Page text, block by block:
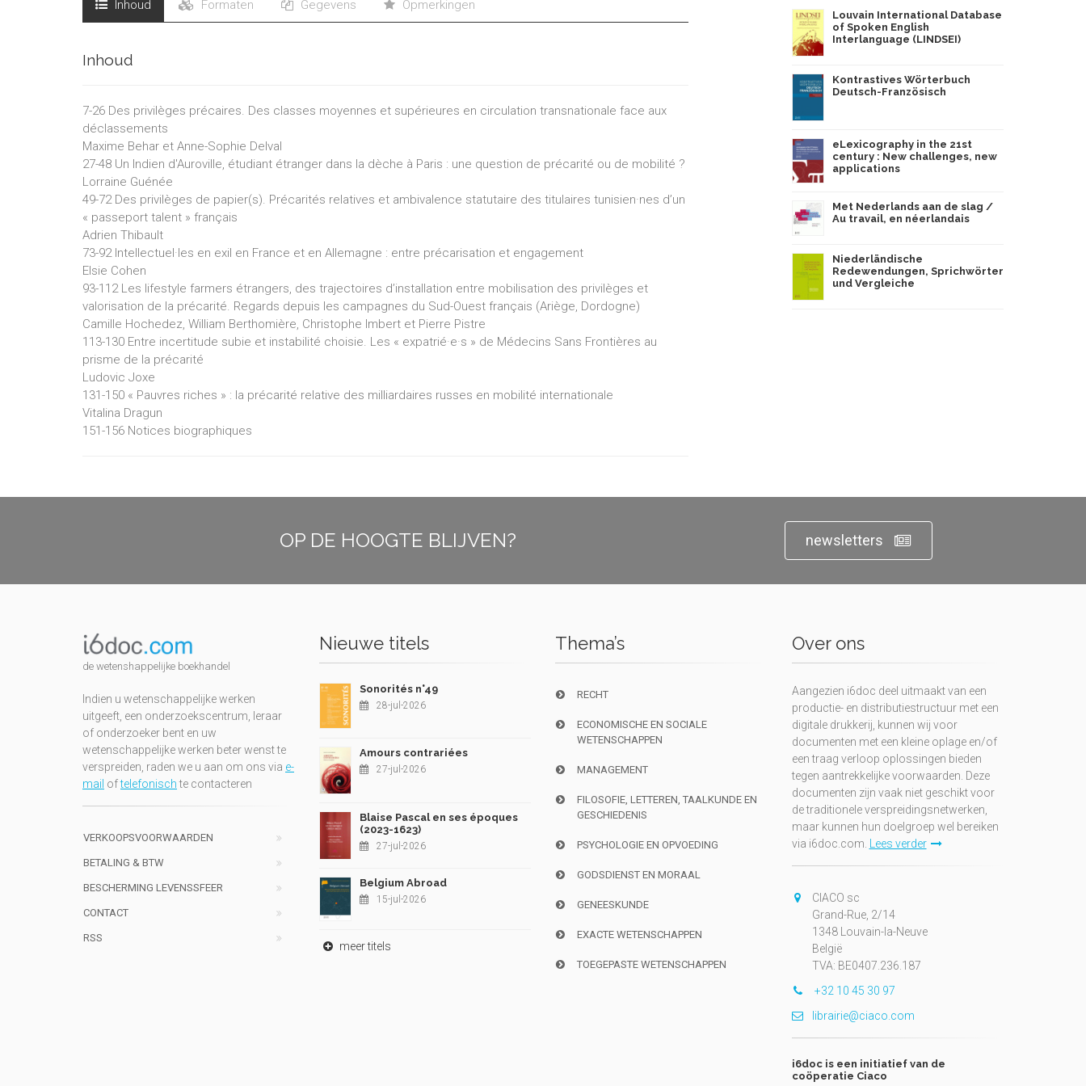
Inhoud Formaten Gegevens Opmerkingen
Inhoud
7-26 Des privilèges précaires. Des classes moyennes et supérieures en circulation transnationale face aux
déclassements
Maxime Behar et Anne-Sophie Delval
27-48 Un Indien d'Auroville, étudiant étranger dans la dèche à Paris : une question de précarité ou de mobilité ?
Lorraine Guénée
49-72 Des privilèges de papier(s). Précarités relatives et ambivalence statutaire des titulaires tunisien·nes d’un
« passeport talent » français
Adrien Thibault
73-92 Intellectuel·les en exil en France et en Allemagne : entre précarisation et engagement
Elsie Cohen
93-112 Les lifestyle farmers étrangers, des trajectoires d’installation entre mobilisation des privilèges et
valorisation de la précarité. Regards depuis les campagnes du Sud-Ouest français (Ariège, Dordogne)
Camille Hochedez, William Berthomière, Christophe Imbert et Pierre Pistre
113-130 Entre incertitude subie et instabilité choisie. Les « expatrié·e·s » de Médecins Sans Frontières au
prisme de la précarité
Ludovic Joxe
131-150 « Pauvres riches » : la précarité relative des milliardaires russes en mobilité internationale
Vitalina Dragun
151-156 Notices biographiques
Louvain International Database
of Spoken English
Interlanguage (LINDSEI)
Kontrastives Wörterbuch
Deutsch-Französisch
eLexicography in the 21st
century : New challenges, new
applications
Met Nederlands aan de slag /
Au travail, en néerlandais
Niederländische
Redewendungen, Sprichwörter
und Vergleiche
OP DE HOOGTE BLIJVEN? newsletters
de wetenshappelijke boekhandel
Indien u wetenschappelijke werken
uitgeeft, een onderzoekscentrum, leraar
of onderzoeker bent en uw
wetenschappelijke werken beter wenst te
verspreiden, raden we u aan om ons via e-
mail oftelefonischte contacteren
VERKOOPSVOORWAARDEN
BETALING & BTW
BESCHERMING LEVENSSFEER
CONTACT
RSS
Nieuwe titels
Sonorités n°49
28-jul-2026
Amours contrariées
27-jul-2026
Blaise Pascal en ses époques
(2023-1623)
27-jul-2026
Belgium Abroad
15-jul-2026
meer titels
Thema’s
RECHT
ECONOMISCHE EN SOCIALE
WETENSCHAPPEN
MANAGEMENT
FILOSOFIE, LETTEREN, TAALKUNDE EN
GESCHIEDENIS
PSYCHOLOGIE EN OPVOEDING
GODSDIENST EN MORAAL
GENEESKUNDE
EXACTE WETENSCHAPPEN
TOEGEPASTE WETENSCHAPPEN
Over ons
Aangezien i6doc deel uitmaakt van een
productie- en distributiestructuur met een
digitale drukkerij, kunnen wij voor
documenten met een kleine oplage en/of
een traag verloop oplossingen bieden
tegen aantrekkelijke voorwaarden. Deze
documenten zijn vaak niet geschikt voor
de traditionele verspreidingsnetwerken,
maar kunnen hun doelgroep wel bereiken
via i6doc.com. Lees verder
CIACO sc
Grand-Rue, 2/14
1348 Louvain-la-Neuve
België
TVA: BE0407.236.187
+32 10 45 30 97
librairie@ciaco.com
i6doc is een initiatief van de
coöperatie Ciaco